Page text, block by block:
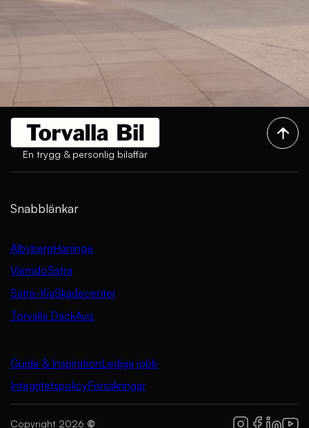
En trygg & personlig bilaffär
Snabblänkar
AlbybergHaninge
VärmdöSätra
Sätra-KiaSkadecenter
Torvalla DäckAvis
Guide & InspirationLediga jobb
IntegritetspolicyFörsäkringar
Copyright 2026 ©